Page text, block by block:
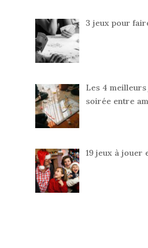
3 jeux pour
Les 4
soirée entre
19 jeux à jouer